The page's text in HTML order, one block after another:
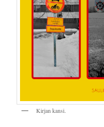
Kirjan kansi.